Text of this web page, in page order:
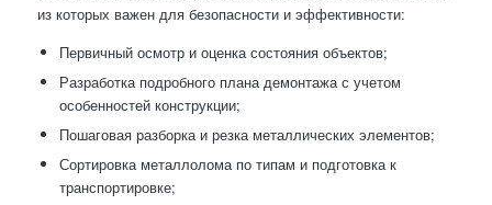
из которых важен для безопасности и эффективности:
Первичный осмотр и оценка состояния объектов;
Разработка подробного плана демонтажа с учетом
особенностей конструкции;
Пошаговая разборка и резка металлических элементов;
Сортировка металлолома по типам и подготовка к
транспортировке;